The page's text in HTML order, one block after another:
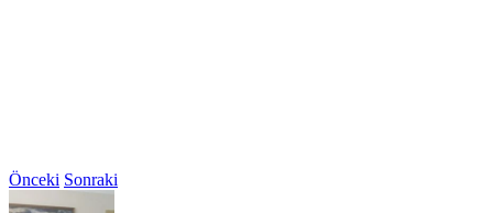
Önceki Sonraki